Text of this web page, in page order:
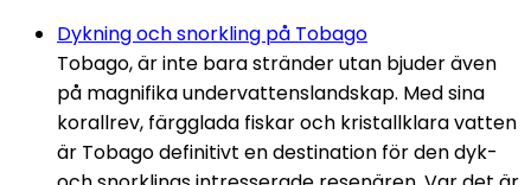
Dykning och snorkling på Tobago
Tobago, är inte bara stränder utan bjuder även
på magnifika undervattenslandskap. Med sina
korallrev, färgglada fiskar och kristallklara vatten
är Tobago definitivt en destination för den dyk-